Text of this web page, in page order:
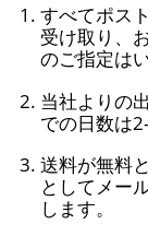
すべてポス
受け取り、
のご指定は
当社よりの
での日数は
送料が無料
としてメー
します。